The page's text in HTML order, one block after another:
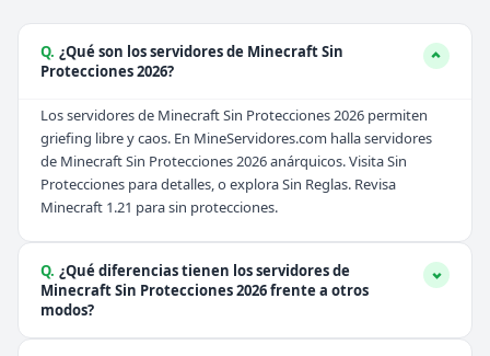
Q. ¿Qué son los servidores de Minecraft Sin
Protecciones 2026?
Los servidores de Minecraft Sin Protecciones 2026 permiten
griefing libre y caos. En MineServidores.com halla servidores
de Minecraft Sin Protecciones 2026 anárquicos. VisitaSin
Protecciones para detalles, o exploraSin Reglas. Revisa
Minecraft 1.21 para sin protecciones.
Q. ¿Qué diferencias tienen los servidores de
Minecraft Sin Protecciones 2026 frente a otros
modos?